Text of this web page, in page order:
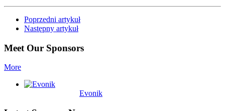
Poprzedni artykuł
Następny artykuł
Meet Our Sponsors
More
Evonik